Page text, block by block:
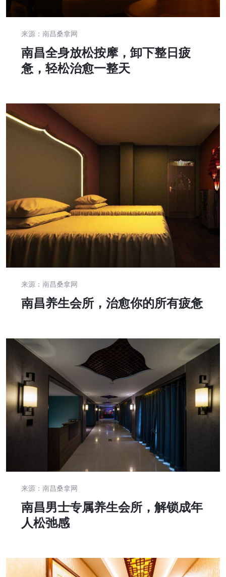
来源：南昌桑拿网
南昌全身放松按摩，卸下整日疲
惫，轻松治愈一整天
来源：南昌桑拿网
南昌养生会所，治愈你的所有疲惫
来源：南昌桑拿网
南昌男士专属养生会所，解锁成年
人松弛感